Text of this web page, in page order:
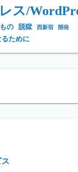
ス/
の 脱獄 西新宿 開発
ために